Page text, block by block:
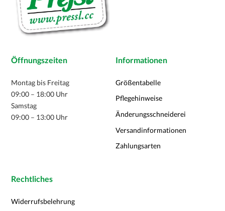
Öffnungszeiten
Montag bis Freitag
09:00 – 18:00 Uhr
Samstag
09:00 – 13:00 Uhr
Informationen
Größentabelle
Pflegehinweise
Änderungsschneiderei
Versandinformationen
Zahlungsarten
Rechtliches
Widerrufsbelehrung